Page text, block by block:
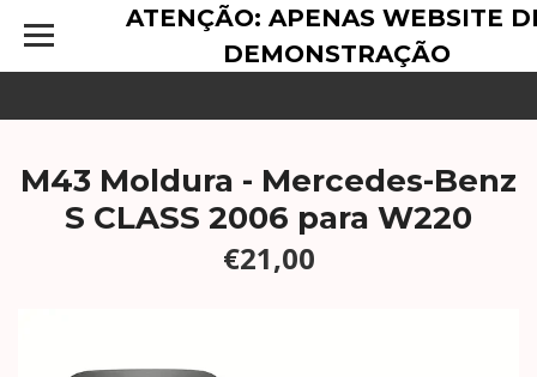
ATENÇÃO: APENAS WEBSITE
DEMONSTRAÇÃO
M43 Moldura - Mercedes-Benz
S CLASS 2006 para W220
€21,00